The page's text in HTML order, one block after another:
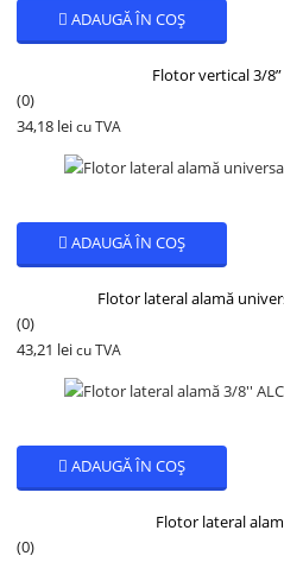
ADAUGĂ ÎN COȘ
Flotor vertical 3/8”
(0)
34,18 lei cu TVA
ADAUGĂ ÎN COȘ
Flotor lateral alamă
(0)
43,21 lei cu TVA
ADAUGĂ ÎN COȘ
Flotor lateral
(0)